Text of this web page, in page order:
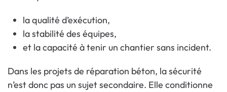
la qualité d’exécution,
la stabilité des équipes,
et la capacité à tenir un chantier sans incident.
Dans les projets de réparation béton, la sécurité
n’est donc pas un sujet secondaire. Elle conditionne